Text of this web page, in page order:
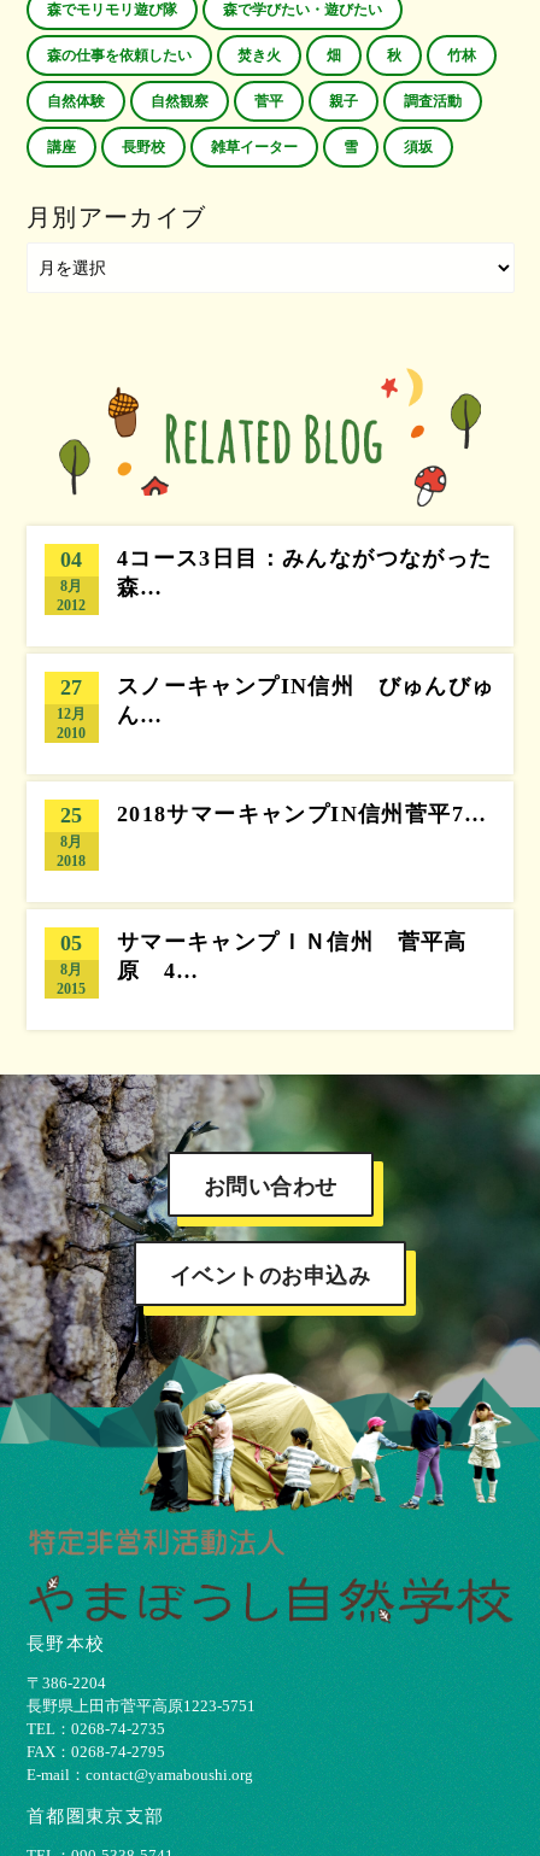
森でモリモリ遊び隊 森で学びたい・遊びたい
森の仕事を依頼したい 焚き火 畑 秋 竹林
自然体験 自然観察 菅平 親子 調査活動
講座 長野校 雑草イーター 雪 須坂
月別アーカイブ
04
8月
2012
4コース3日目：みんながつながった
森…
27
12月
2010
スノーキャンプIN信州 びゅんびゅ
ん…
25
8月
2018
2018サマーキャンプIN信州菅平7…
05
8月
2015
サマーキャンプＩＮ信州 菅平高
原 4…
お問い合わせ
イベントのお申込み
長野本校
〒386-2204
⻑野県上⽥市菅平⾼原1223-5751
TEL：0268-74-2735
FAX：0268-74-2795
E-mail：contact@yamaboushi.org
首都圏東京支部